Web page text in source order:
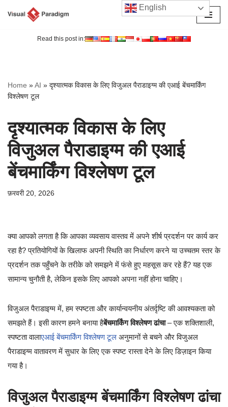
Read this post in:
Home »AI » दृश्यात्मक विकास के लिए विजुअल पैराडाइग्म की एआई बेंचमार्किंग
विश्लेषण टूल
दृश्यात्मक विकास के लिए
विजुअल पैराडाइग्म की एआई
बेंचमार्किंग विश्लेषण टूल
फ़रवरी 20, 2026
क्या आपको लगता है कि आपका व्यवसाय वास्तव में अपने शीर्ष प्रदर्शन पर कार्य कर
रहा है? प्रतियोगियों के खिलाफ अपनी स्थिति का निर्धारण करने या उच्चतम स्तर के
प्रदर्शन तक पहुँचने के तरीके को समझने में फंसे हुए महसूस कर रहे हैं? यह एक
सामान्य चुनौती है, लेकिन इसके लिए आपको अपना नहीं होना चाहिए।
विजुअल पैराडाइग्म में, हम स्पष्टता और कार्यान्वयनीय अंतर्दृष्टि की आवश्यकता को
समझते हैं। इसी कारण हमने बनाया हैबेंचमार्किंग विश्लेषण ढांचा– एक शक्तिशाली,
स्पष्टता वालाएआई बेंचमार्किंग विश्लेषण टूल अनुमानों से बचने और विजुअल
पैराडाइग्म वातावरण में सुधार के लिए एक स्पष्ट रास्ता देने के लिए डिज़ाइन किया
गया है।
विजुअल पैराडाइग्म बेंचमार्किंग विश्लेषण ढांचा
English